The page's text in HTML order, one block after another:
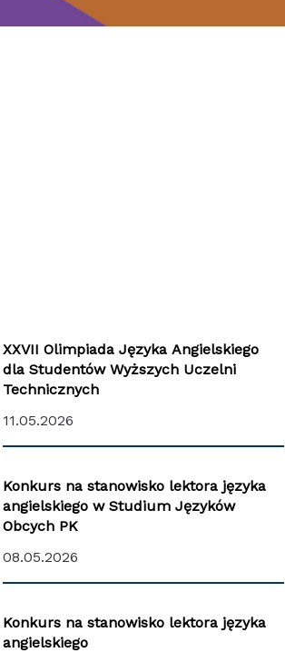
XXVII Olimpiada Języka Angielskiego
dla Studentów Wyższych Uczelni
Technicznych
11.05.2026
Konkurs na stanowisko lektora języka
angielskiego w Studium Języków
Obcych PK
08.05.2026
Konkurs na stanowisko lektora języka
angielskiego